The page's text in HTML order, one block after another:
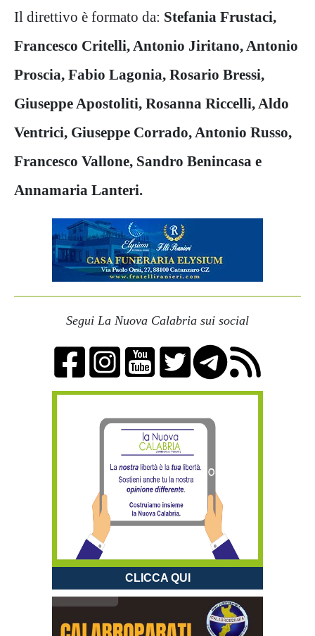
Il direttivo è formato da: Stefania Frustaci,
Francesco Critelli, Antonio Jiritano, Antonio
Proscia, Fabio Lagonia, Rosario Bressi,
Giuseppe Apostoliti, Rosanna Riccelli, Aldo
Ventrici, Giuseppe Corrado, Antonio Russo,
Francesco Vallone, Sandro Benincasa e
Annamaria Lanteri.
Segui La Nuova Calabria sui social
CLICCA QUI